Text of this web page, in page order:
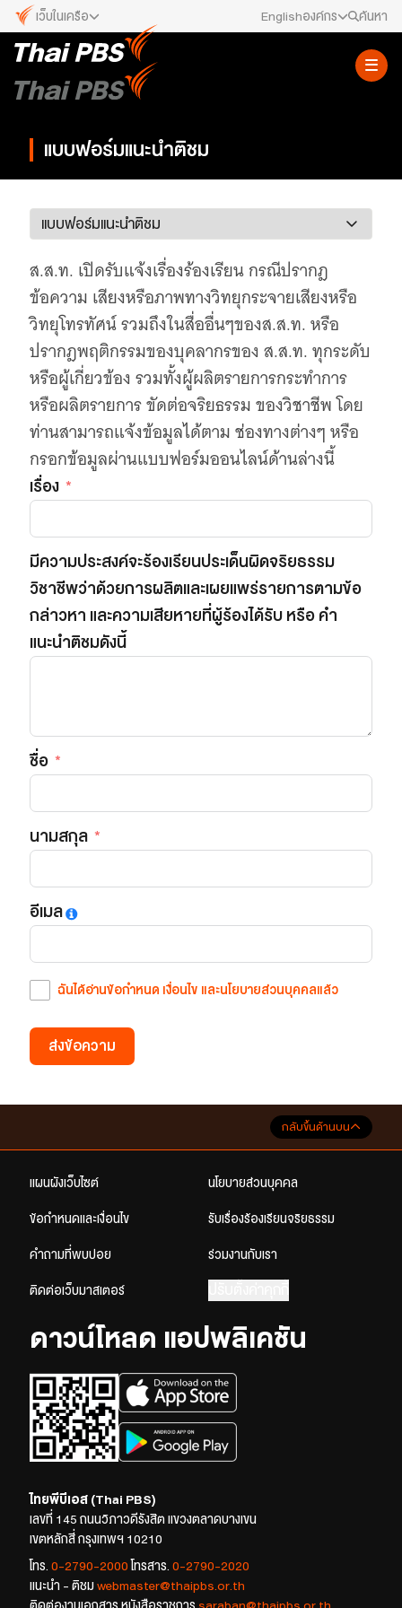
เว็บในเครือ
เว็บไซต์ในเครือ
ALTV
VIPA
ทุกความสุข...ดูฟรี ไม่มีโฆษณา
Thai PBS Kids
View The World via The Voice
Thai PBS World
We Bring Thailand to The World
เว็บไซต์บริการ
C-SITE
เพราะพลังการสื่อสารอยู่ในมือคุณ
นิเวศสื่อสาธารณะท้องถิ่นคุณภาพ
The Visual
Making Data Visible
ตรวจสอบข่าวปลอม คัดกรองข่าวจริง
Englishองค์กร
สภาผู้ชมและผู้ฟังรายการ
รับเรื่องร้องเรียน
ติดต่อเรา
About Thai PBS
ค้นหา
แบบฟอร์มแนะนำติชม
ส.ส.ท. เปิดรับแจ้งเรื่องร้องเรียน กรณีปรากฎ
ข้อความ เสียงหรือภาพทางวิทยุกระจายเสียงหรือ
วิทยุโทรทัศน์ รวมถึงในสื่ออื่นๆของส.ส.ท. หรือ
ปรากฎพฤติกรรมของบุคลากรของ ส.ส.ท. ทุกระดับ
หรือผู้เกี่ยวข้อง รวมทั้งผู้ผลิตรายการกระทำการ
หรือผลิตรายการ ขัดต่อจริยธรรม ของวิชาชีพ โดย
ท่านสามารถแจ้งข้อมูลได้ตาม ช่องทางต่างๆ หรือ
กรอกข้อมูลผ่านแบบฟอร์มออนไลน์ด้านล่างนี้
เรื่อง
มีความประสงค์จะร้องเรียนประเด็นผิดจริยธรรม
วิชาชีพว่าด้วยการผลิตและเผยแพร่รายการตามข้อ
กล่าวหา และความเสียหายที่ผู้ร้องได้รับ หรือ คำ
แนะนำติชมดังนี้
ชื่อ
นามสกุล
อีเมล
ฉันได้อ่านข้อกำหนด เงื่อนไข และนโยบายส่วนบุคคลแล้ว
ส่งข้อความ
กลับขึ้นด้านบน
แผนผังเว็บไซต์ นโยบายส่วนบุคคล
ข้อกำหนดและเงื่อนไข รับเรื่องร้องเรียนจริยธรรม
คำถามที่พบบ่อย ร่วมงานกับเรา
ติดต่อเว็บมาสเตอร์
ดาวน์โหลด แอปพลิเคชัน
ไทยพีบีเอส (Thai PBS)
เลขที่ 145 ถนนวิภาวดีรังสิต แขวงตลาดบางเขน
เขตหลักสี่ กรุงเทพฯ 10210
โทร. 0-2790-2000 โทรสาร. 0-2790-2020
แนะนำ - ติชม webmaster@thaipbs.or.th